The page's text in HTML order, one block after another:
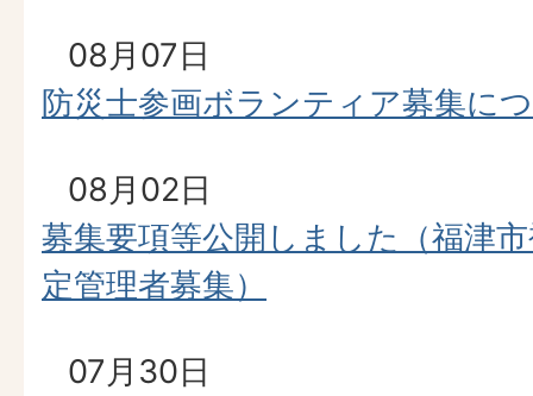
08月07日
防災士参画ボランティア募集に
08月02日
募集要項等公開しました（福津
定管理者募集）
07月30日